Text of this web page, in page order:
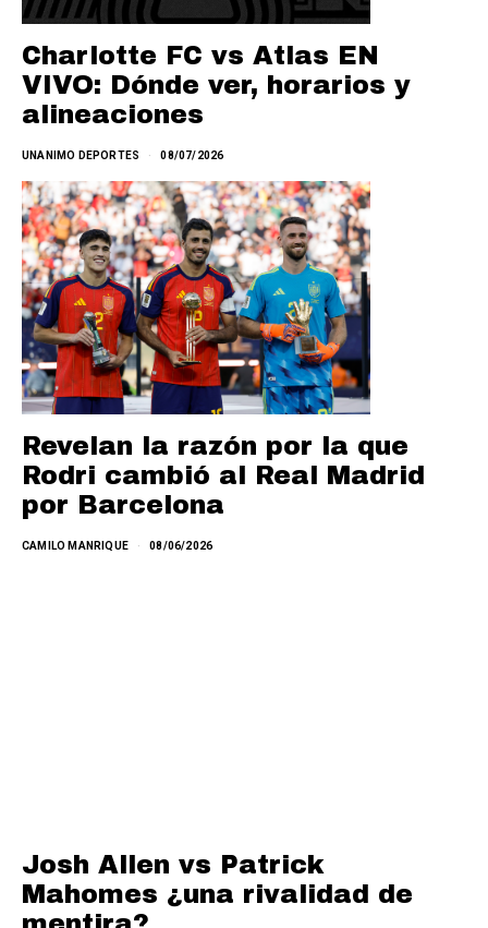
Charlotte FC vs Atlas EN
VIVO: Dónde ver, horarios y
alineaciones
UNANIMO DEPORTES 08/07/2026
Revelan la razón por la que
Rodri cambió al Real Madrid
por Barcelona
CAMILO MANRIQUE 08/06/2026
Josh Allen vs Patrick
Mahomes ¿una rivalidad de